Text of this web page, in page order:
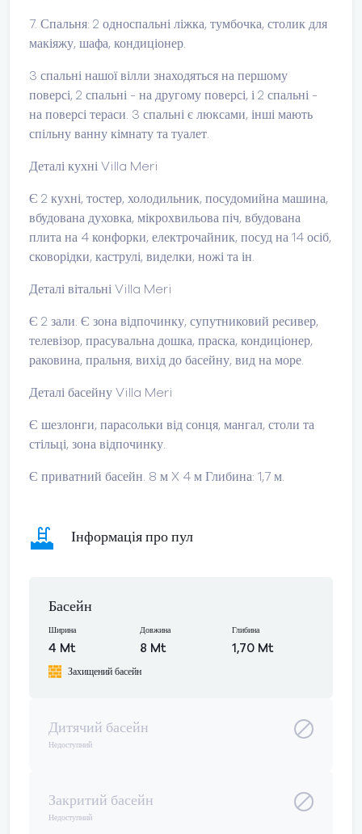
7. Спальня: 2 односпальні ліжка, тумбочка, столик для
макіяжу, шафа, кондиціонер.
3 спальні нашої вілли знаходяться на першому
поверсі, 2 спальні - на другому поверсі, і 2 спальні -
на поверсі тераси. 3 спальні є люксами, інші мають
спільну ванну кімнату та туалет.
Деталі кухні Villa Meri
Є 2 кухні, тостер, холодильник, посудомийна машина,
вбудована духовка, мікрохвильова піч, вбудована
плита на 4 конфорки, електрочайник, посуд на 14 осіб,
сковорідки, каструлі, виделки, ножі та ін.
Деталі вітальні Villa Meri
Є 2 зали. Є зона відпочинку, супутниковий ресивер,
телевізор, прасувальна дошка, праска, кондиціонер,
раковина, пральня, вихід до басейну, вид на море.
Деталі басейну Villa Meri
Є шезлонги, парасольки від сонця, мангал, столи та
стільці, зона відпочинку.
Є приватний басейн. 8 м X 4 м Глибина: 1,7 м.
Інформація про пул
Басейн
Ширина
4 Mt
Довжина
8 Mt
Глибина
1,70 Mt
Захищений басейн
Дитячий басейн
Недоступний
Закритий басейн
Недоступний